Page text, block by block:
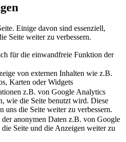
Einige davon sind essenziell,
Seite weiter zu verbessern.
für die einwandfreie Funktion der
von externen Inhalten wie z.B.
Karten oder Widgets
z.B. von Google Analytics
wie die Seite benutzt wird. Diese
uns die Seite weiter zu verbessern.
anonymen Daten z.B. von Google
Seite und die Anzeigen weiter zu